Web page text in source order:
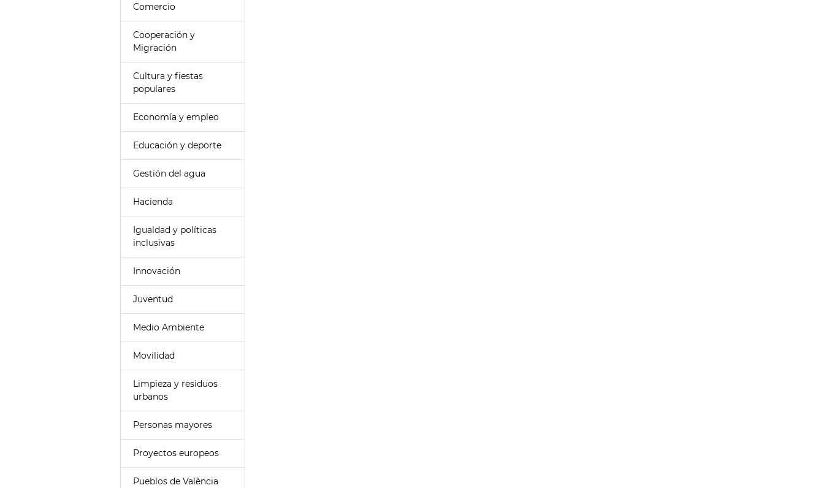
Comercio
Cooperación y
Migración
Cultura y fiestas
populares
Economía y empleo
Educación y deporte
Gestión del agua
Hacienda
Igualdad y políticas
inclusivas
Innovación
Juventud
Medio Ambiente
Movilidad
Limpieza y residuos
urbanos
Personas mayores
Proyectos europeos
Pueblos de València